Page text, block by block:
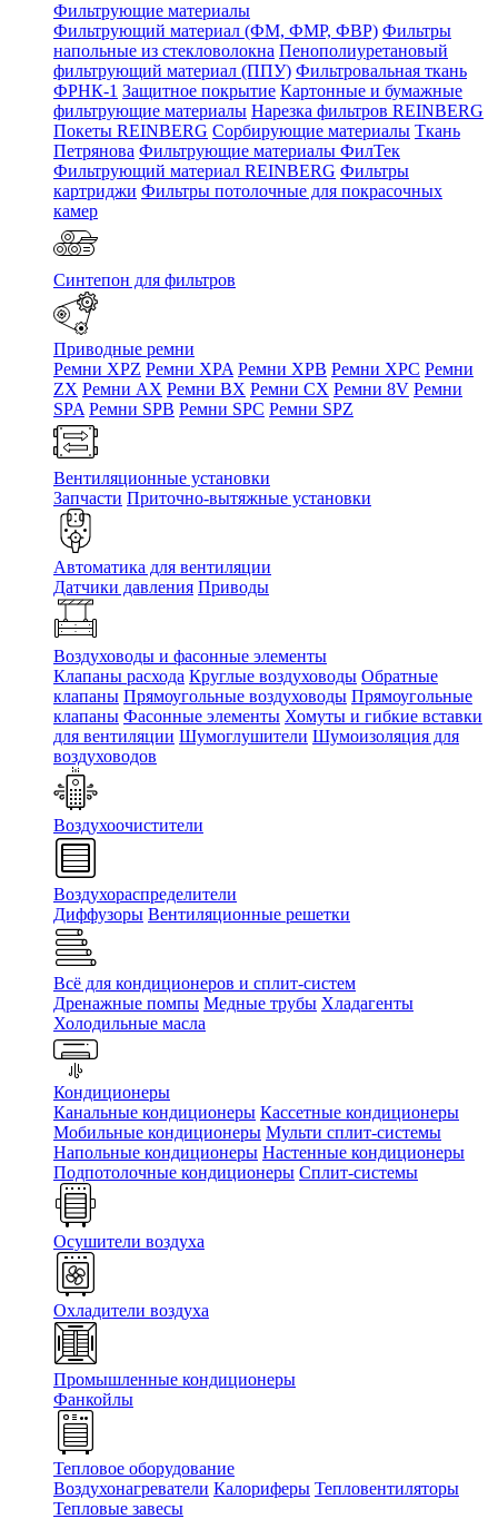
Фильтрующие материалы
Фильтрующий материал (ФМ, ФМР, ФВР) Фильтры
напольные из стекловолокна Пенополиуретановый
фильтрующий материал (ППУ) Фильтровальная ткань
ФРНК-1 Защитное покрытие Картонные и бумажные
фильтрующие материалы Нарезка фильтров REINBERG
Покеты REINBERG Сорбирующие материалы Ткань
Петрянова Фильтрующие материалы ФилТек
Фильтрующий материал REINBERG Фильтры
картриджи Фильтры потолочные для покрасочных
камер
Синтепон для фильтров
Приводные ремни
Ремни XPZ Ремни XPA Ремни XPB Ремни XPC Ремни
ZX Ремни AX Ремни BX Ремни CX Ремни 8V Ремни
SPA Ремни SPB Ремни SPC Ремни SPZ
Вентиляционные установки
Запчасти Приточно-вытяжные установки
Автоматика для вентиляции
Датчики давления Приводы
Воздуховоды и фасонные элементы
Клапаны расхода Круглые воздуховоды Обратные
клапаны Прямоугольные воздуховоды Прямоугольные
клапаны Фасонные элементы Хомуты и гибкие вставки
для вентиляции Шумоглушители Шумоизоляция для
воздуховодов
Воздухоочистители
Воздухораспределители
Диффузоры Вентиляционные решетки
Всё для кондиционеров и сплит-систем
Дренажные помпы Медные трубы Хладагенты
Холодильные масла
Кондиционеры
Канальные кондиционеры Кассетные кондиционеры
Мобильные кондиционеры Мульти сплит-системы
Напольные кондиционеры Настенные кондиционеры
Подпотолочные кондиционеры Сплит-системы
Осушители воздуха
Охладители воздуха
Промышленные кондиционеры
Фанкойлы
Тепловое оборудование
Воздухонагреватели Калориферы Тепловентиляторы
Тепловые завесы